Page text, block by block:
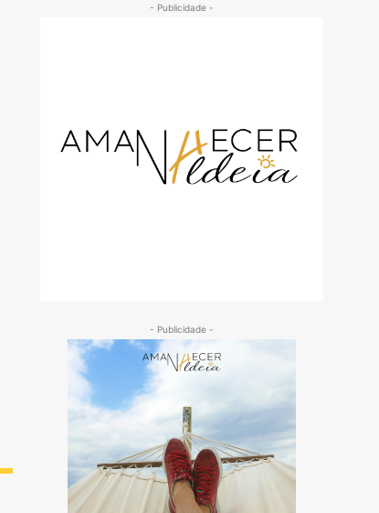
- Publicidade -
- Publicidade -